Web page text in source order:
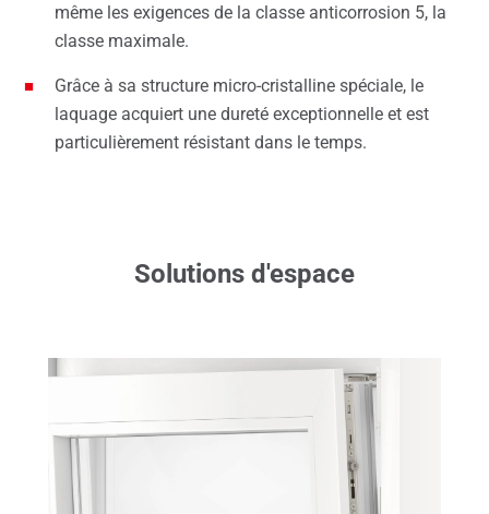
même les exigences de la classe anticorrosion 5, la
classe maximale.
Grâce à sa structure micro-cristalline spéciale, le
laquage acquiert une dureté exceptionnelle et est
particulièrement résistant dans le temps.
Solutions d'espace